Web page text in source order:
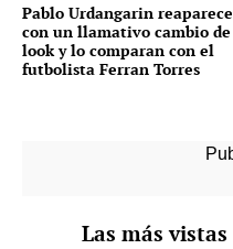
Pablo Urdangarin reaparece
con un llamativo cambio de
look y lo comparan con el
futbolista Ferran Torres
Las más vistas